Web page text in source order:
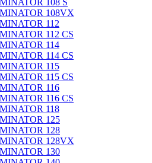
108 S
108VX
112
112 CS
114
114 CS
115
115 CS
116
116 CS
118
125
128
128VX
130